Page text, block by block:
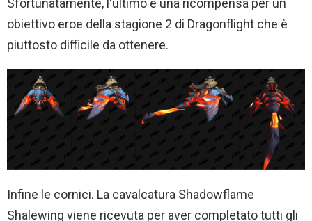
Sfortunatamente, l'ultimo è una ricompensa per un
obiettivo eroe della stagione 2 di Dragonflight che è
piuttosto difficile da ottenere.
Infine le cornici. La cavalcatura Shadowflame
Shalewing viene ricevuta per aver completato tutti gli